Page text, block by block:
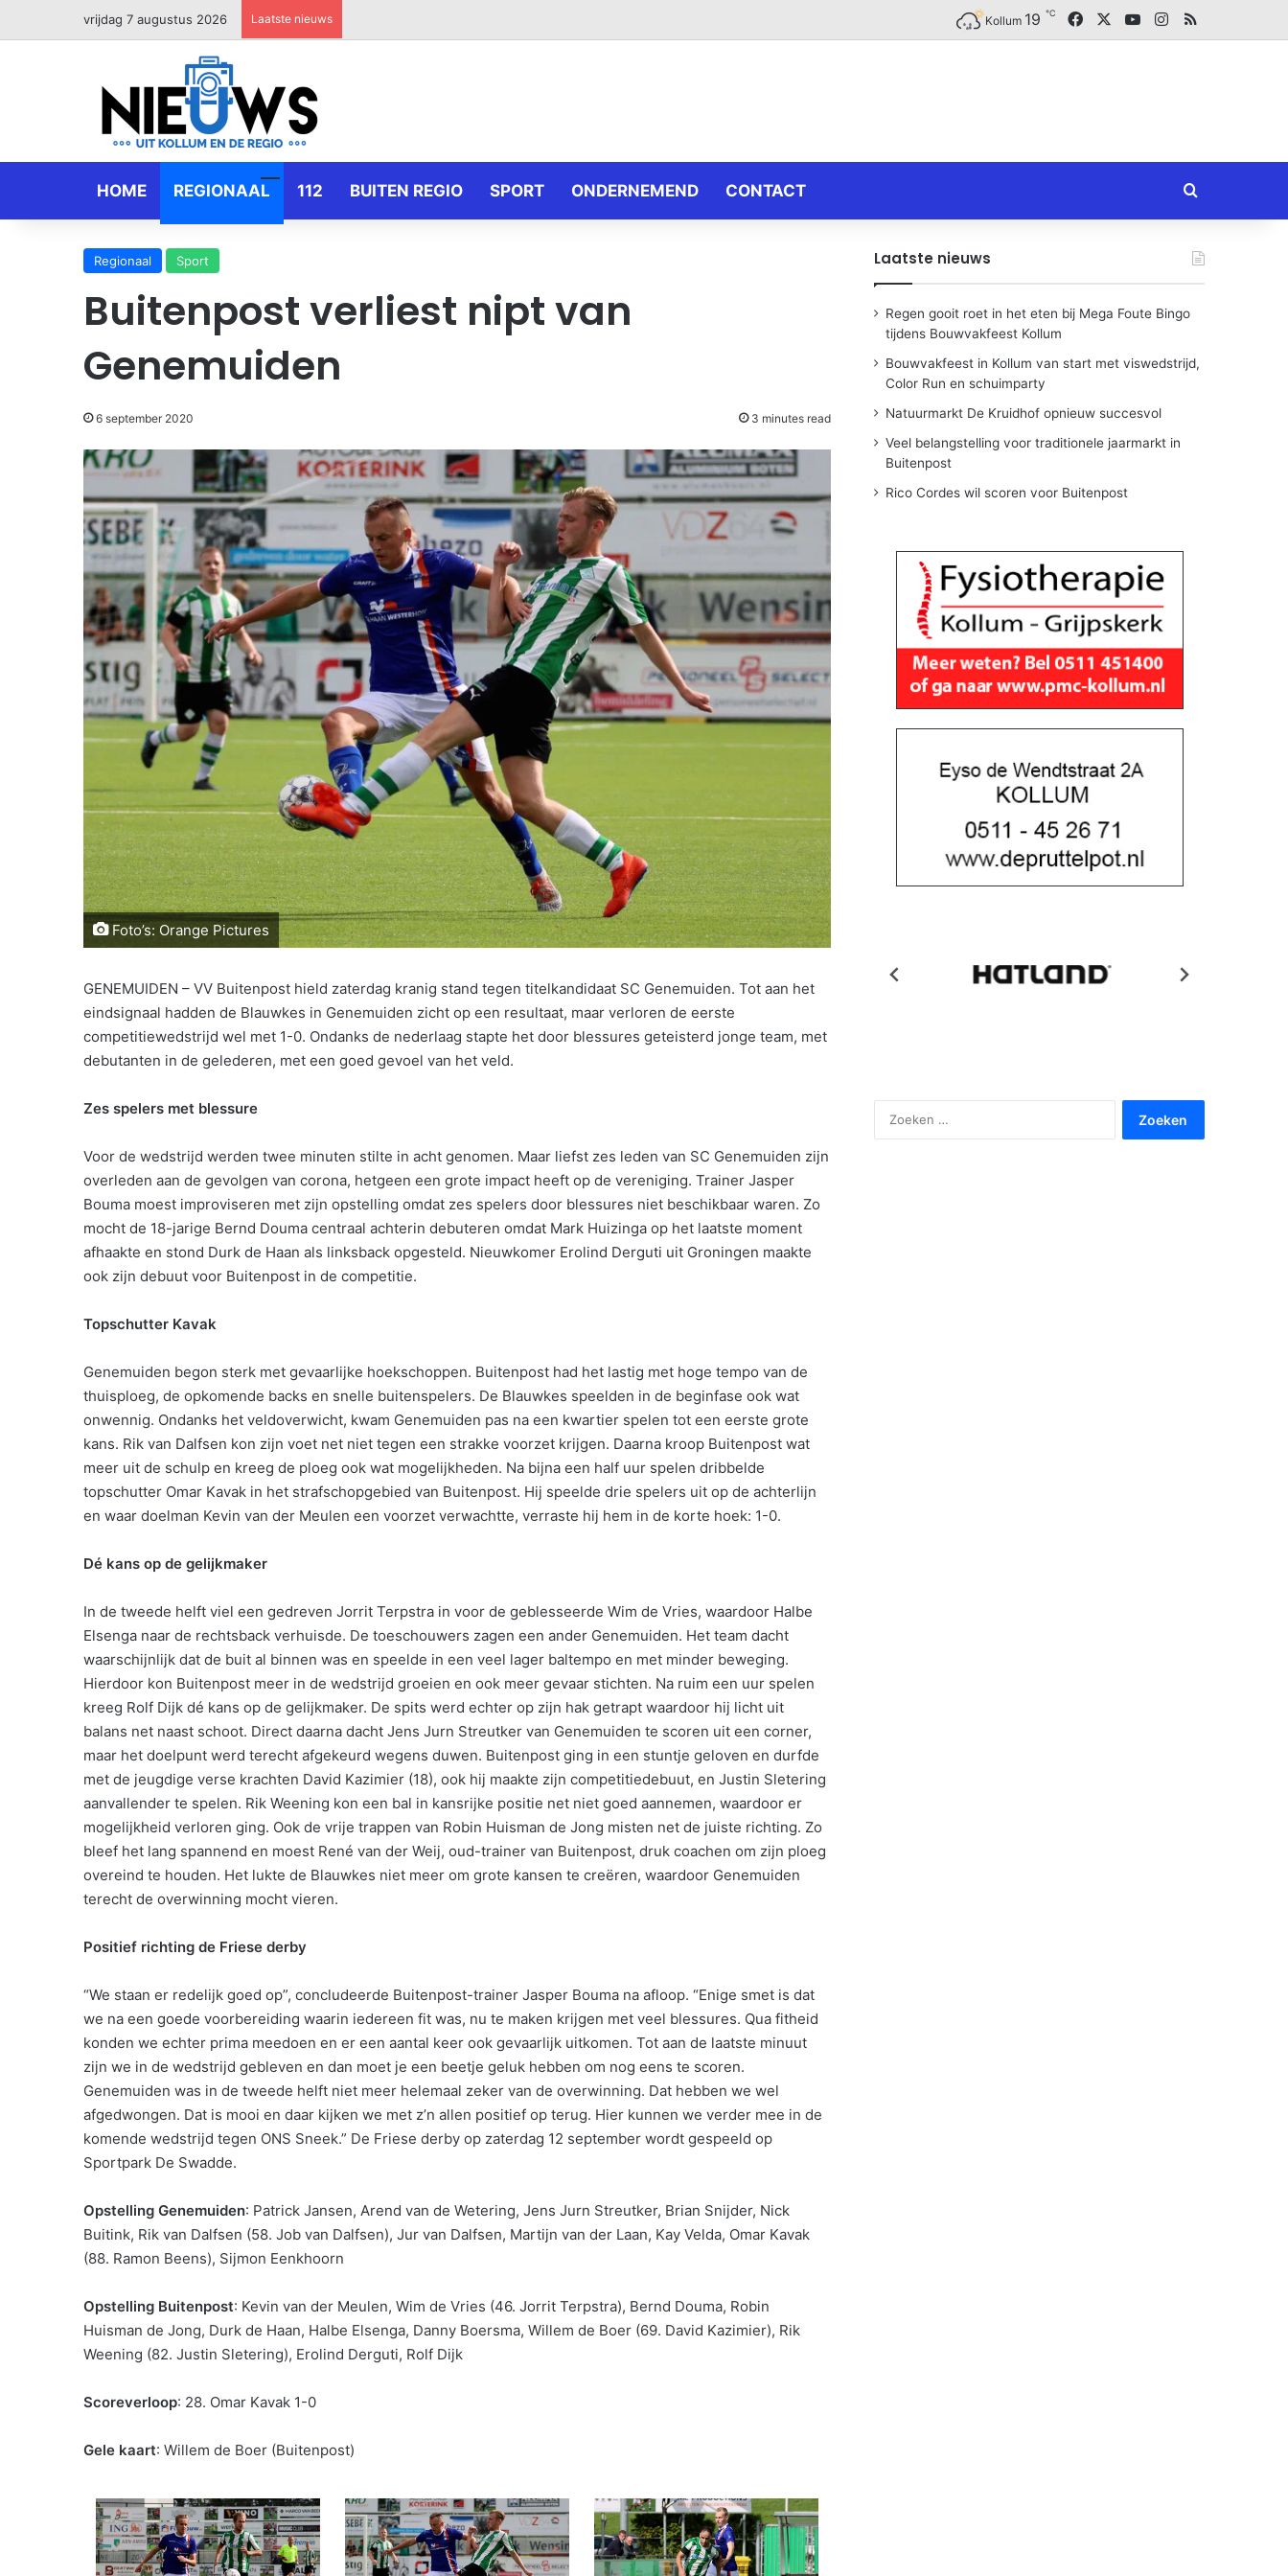
vrijdag 7 augustus 2026 Laatste nieuws Kollum 19 ℃ FacebookYouTubeInstagram
RSS
HOME REGIONAAL 112 BUITEN REGIO SPORT ONDERNEMEND CONTACT Zoeken naar
Regionaal Sport
Buitenpost verliest nipt van
Genemuiden
6 september 2020 3 minutes read
Foto’s: Orange Pictures
GENEMUIDEN – VV Buitenpost hield zaterdag kranig stand tegen titelkandidaat SC Genemuiden. Tot aan het
eindsignaal hadden de Blauwkes in Genemuiden zicht op een resultaat, maar verloren de eerste
competitiewedstrijd wel met 1-0. Ondanks de nederlaag stapte het door blessures geteisterd jonge team, met
debutanten in de gelederen, met een goed gevoel van het veld.
Zes spelers met blessure
Voor de wedstrijd werden twee minuten stilte in acht genomen. Maar liefst zes leden van SC Genemuiden zijn
overleden aan de gevolgen van corona, hetgeen een grote impact heeft op de vereniging. Trainer Jasper
Bouma moest improviseren met zijn opstelling omdat zes spelers door blessures niet beschikbaar waren. Zo
mocht de 18-jarige Bernd Douma centraal achterin debuteren omdat Mark Huizinga op het laatste moment
afhaakte en stond Durk de Haan als linksback opgesteld. Nieuwkomer Erolind Derguti uit Groningen maakte
ook zijn debuut voor Buitenpost in de competitie.
Topschutter Kavak
Genemuiden begon sterk met gevaarlijke hoekschoppen. Buitenpost had het lastig met hoge tempo van de
thuisploeg, de opkomende backs en snelle buitenspelers. De Blauwkes speelden in de beginfase ook wat
onwennig. Ondanks het veldoverwicht, kwam Genemuiden pas na een kwartier spelen tot een eerste grote
kans. Rik van Dalfsen kon zijn voet net niet tegen een strakke voorzet krijgen. Daarna kroop Buitenpost wat
meer uit de schulp en kreeg de ploeg ook wat mogelijkheden. Na bijna een half uur spelen dribbelde
topschutter Omar Kavak in het strafschopgebied van Buitenpost. Hij speelde drie spelers uit op de achterlijn
en waar doelman Kevin van der Meulen een voorzet verwachtte, verraste hij hem in de korte hoek: 1-0.
Dé kans op de gelijkmaker
In de tweede helft viel een gedreven Jorrit Terpstra in voor de geblesseerde Wim de Vries, waardoor Halbe
Elsenga naar de rechtsback verhuisde. De toeschouwers zagen een ander Genemuiden. Het team dacht
waarschijnlijk dat de buit al binnen was en speelde in een veel lager baltempo en met minder beweging.
Hierdoor kon Buitenpost meer in de wedstrijd groeien en ook meer gevaar stichten. Na ruim een uur spelen
kreeg Rolf Dijk dé kans op de gelijkmaker. De spits werd echter op zijn hak getrapt waardoor hij licht uit
balans net naast schoot. Direct daarna dacht Jens Jurn Streutker van Genemuiden te scoren uit een corner,
maar het doelpunt werd terecht afgekeurd wegens duwen. Buitenpost ging in een stuntje geloven en durfde
met de jeugdige verse krachten David Kazimier (18), ook hij maakte zijn competitiedebuut, en Justin Sletering
aanvallender te spelen. Rik Weening kon een bal in kansrijke positie net niet goed aannemen, waardoor er
mogelijkheid verloren ging. Ook de vrije trappen van Robin Huisman de Jong misten net de juiste richting. Zo
bleef het lang spannend en moest René van der Weij, oud-trainer van Buitenpost, druk coachen om zijn ploeg
overeind te houden. Het lukte de Blauwkes niet meer om grote kansen te creëren, waardoor Genemuiden
terecht de overwinning mocht vieren.
Positief richting de Friese derby
“We staan er redelijk goed op”, concludeerde Buitenpost-trainer Jasper Bouma na afloop. “Enige smet is dat
we na een goede voorbereiding waarin iedereen fit was, nu te maken krijgen met veel blessures. Qua fitheid
konden we echter prima meedoen en er een aantal keer ook gevaarlijk uitkomen. Tot aan de laatste minuut
zijn we in de wedstrijd gebleven en dan moet je een beetje geluk hebben om nog eens te scoren.
Genemuiden was in de tweede helft niet meer helemaal zeker van de overwinning. Dat hebben we wel
afgedwongen. Dat is mooi en daar kijken we met z’n allen positief op terug. Hier kunnen we verder mee in de
komende wedstrijd tegen ONS Sneek.” De Friese derby op zaterdag 12 september wordt gespeeld op
Sportpark De Swadde.
Opstelling Genemuiden: Patrick Jansen, Arend van de Wetering, Jens Jurn Streutker, Brian Snijder, Nick
Buitink, Rik van Dalfsen (58. Job van Dalfsen), Jur van Dalfsen, Martijn van der Laan, Kay Velda, Omar Kavak
(88. Ramon Beens), Sijmon Eenkhoorn
Opstelling Buitenpost: Kevin van der Meulen, Wim de Vries (46. Jorrit Terpstra), Bernd Douma, Robin
Huisman de Jong, Durk de Haan, Halbe Elsenga, Danny Boersma, Willem de Boer (69. David Kazimier), Rik
Weening (82. Justin Sletering), Erolind Derguti, Rolf Dijk
Scoreverloop: 28. Omar Kavak 1-0
Gele kaart: Willem de Boer (Buitenpost)
Laatste nieuws
Regen gooit roet in het eten bij Mega Foute Bingo
tijdens Bouwvakfeest Kollum
Bouwvakfeest in Kollum van start met viswedstrijd,
Color Run en schuimparty
Natuurmarkt De Kruidhof opnieuw succesvol
Veel belangstelling voor traditionele jaarmarkt in
Buitenpost
Rico Cordes wil scoren voor Buitenpost
naar: